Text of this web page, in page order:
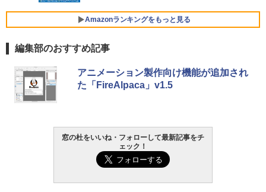
チ AMD Ryzen 7 170 メモリ16GB SSD 5
12GB Microsoft 365 Personal (24か月
E クワイエットブルー M1502NAQ-R716
￥139,800
Amazonランキングをもっと見る
Kindle Paperwhite シグニチャーエディ
ション (32GB) 7インチディスプレイ、明
るさ自動調整、色調調節ライト、12週間
￥-
Amazon Kindle Paperwhite (16GB) 7イ
週間持続バッテリー、広告なし、ブラッ
編集部のおすすめ記事
アニメーション製作向け機能が追加され
た「FireAlpaca」v1.5
窓の杜をいいね・フォローして最新記事をチ
ェック！